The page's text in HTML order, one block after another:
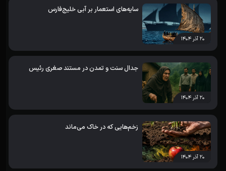
۲۰ آذر ۱۴۰۴
سایه‌های استعمار بر آبی خلیج‌فارس
۲۰ آذر ۱۴۰۴
جدال سنت و تمدن در مستند صغری رئیس
۲۰ آذر ۱۴۰۴
زخم‌هایی که در خاک می‌ماند